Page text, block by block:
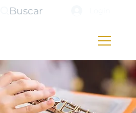
Buscar